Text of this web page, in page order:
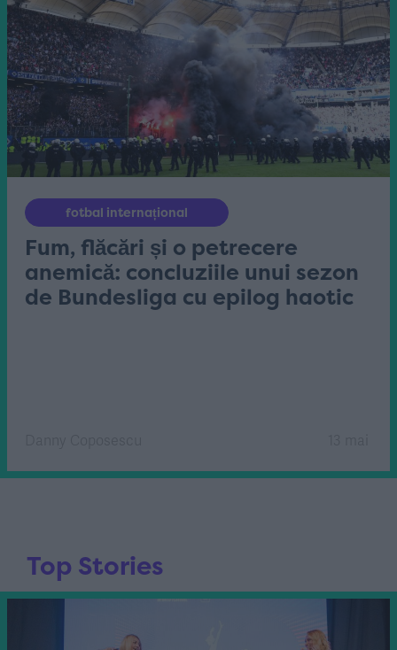
fotbal internațional
Fum, flăcări și o petrecere
anemică: concluziile unui sezon
de Bundesliga cu epilog haotic
Top Stories